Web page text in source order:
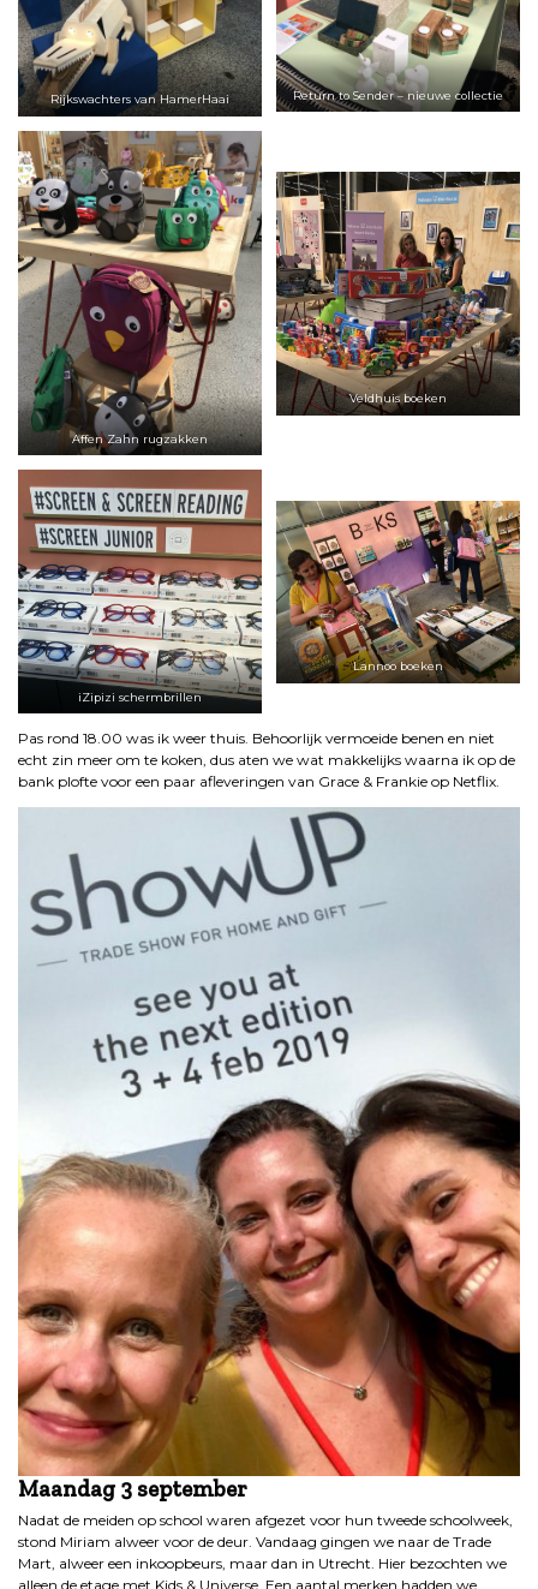
Rijkswachters van HamerHaai Return to Sender – nieuwe collectie
Affen Zahn rugzakken
Veldhuis boeken
iZipizi schermbrillen
Lannoo boeken
Pas rond 18.00 was ik weer thuis. Behoorlijk vermoeide benen en niet
echt zin meer om te koken, dus aten we wat makkelijks waarna ik op de
bank plofte voor een paar afleveringen van Grace & Frankie op Netflix.
Maandag 3 september
Nadat de meiden op school waren afgezet voor hun tweede schoolweek,
stond Miriam alweer voor de deur. Vandaag gingen we naar de Trade
Mart, alweer een inkoopbeurs, maar dan in Utrecht. Hier bezochten we
alleen de etage met Kids & Universe. Een aantal merken hadden we